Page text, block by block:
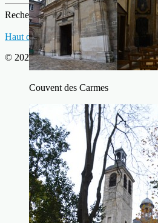
Couvent des Carmes
Rechercher
Haut de page
© 2026 IMAGES & DECOUVERTES